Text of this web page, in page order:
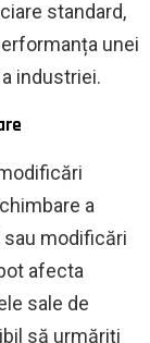
standard,
unei
industriei.
a
sau modificări
afecta
sale de
să urmăriți